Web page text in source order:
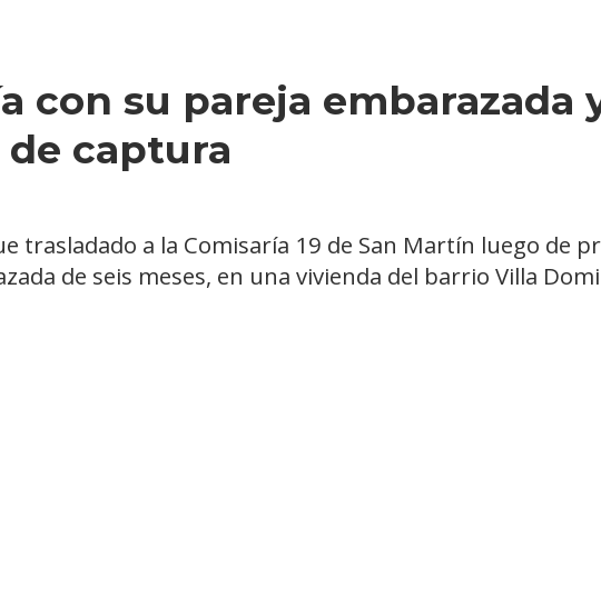
con su pareja
captura
trasladado a la Comisaría 19 de San Martín luego de
de seis meses, en una vivienda del barrio Villa